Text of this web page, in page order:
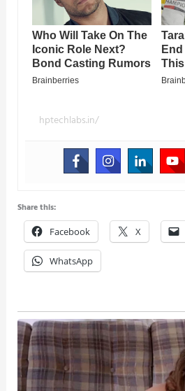
hptechlabs.in/
Share this:
Facebook X
WhatsApp